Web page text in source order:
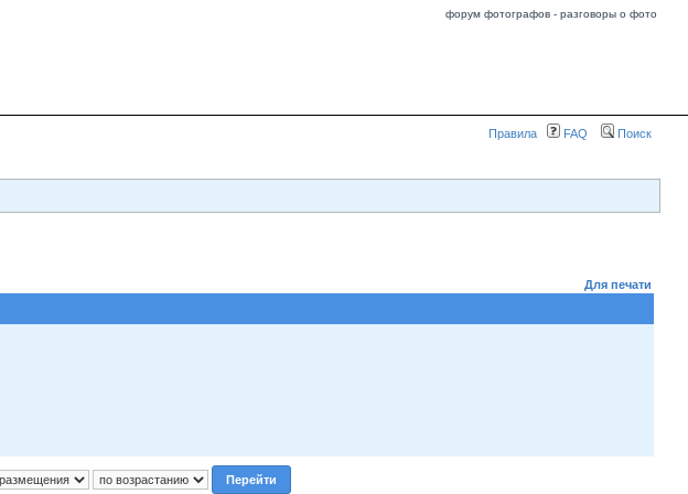
форум фотографов - разговоры о фото
Правила FAQ Поиск
Для печати